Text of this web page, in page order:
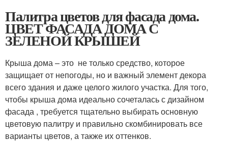
Палитра цветов для фасада дома.
ЦВЕТ ФАСАДА ДОМА С
ЗЕЛЕНОЙ КРЫШЕЙ
Крыша дома – это не только средство, которое
защищает от непогоды, но и важный элемент декора
всего здания и даже целого жилого участка. Для того,
чтобы крыша дома идеально сочеталась с дизайном
фасада , требуется тщательно выбирать основную
цветовую палитру и правильно скомбинировать все
варианты цветов, а также их оттенков.